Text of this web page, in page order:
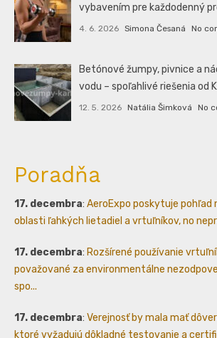
vybavením pre každodenný
4. 6. 2026 Simona Česaná No
Betónové žumpy, pivnice a
vodu – spoľahlivé riešenia od
12. 5. 2026 Natália Šimková No
Poradňa
17. decembra: AeroExpo poskytuje pohľad
oblasti ľahkých lietadiel a vrtuľníkov, no
17. decembra: Rozšírené používanie
považované za environmentálne
spo...
17. decembra: Verejnosť by mala mať
ktoré vyžadujú dôkladné testovanie a